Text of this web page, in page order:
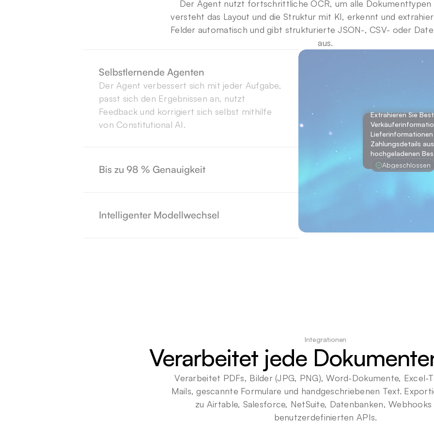
Der Agent nutzt fortschrittliche OCR, um alle Dokumenttypen
versteht das Layout und die Struktur mit KI, erkennt und
Felder automatisch und gibt strukturierte JSON-, CSV- oder
aus.
Selbstlernende Agenten
Der Agent verbessert sich mit jeder Aufgabe,
passt sich den Ergebnissen an, nutzt
Feedback und korrigiert sich selbst mithilfe
von Constitutional AI.
Bis zu 98 % Genauigkeit
Durch ständige Feedbackschleifen
Genauigkeit von 98% über alle Abläufe führt.
Intelligenter Modellwechsel
Wir nennen es ModelMesh. Jeder Agent
und Kosten in Echtzeit.
Extrahieren Sie
Zahlungsdetails
hochgeladenen
Abgeschlossen
Extrahieren Sie
Lieferinformationen
aus den
Bestellformularen.
Extrahieren Sie
Lieferinformationen
aus den
Bestellformularen.
Abgeschlossen
Integrationen
Verarbeitet jede
Verarbeitet PDFs, Bilder (JPG, PNG), Word-Dokumente, Excel-
Mails, gescannte Formulare und handgeschriebenen Text.
zu Airtable, Salesforce, NetSuite, Datenbanken,
benutzerdefinierten APIs.